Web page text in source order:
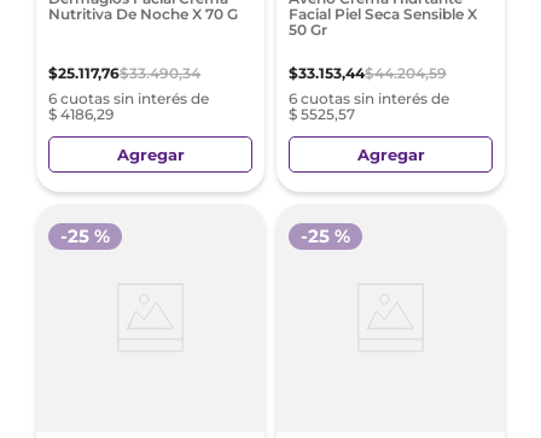
Nutritiva De Noche X 70 G
$25.117,76$33.490,34
6 cuotas sin interés de
$ 4186,29
Agregar
Facial Piel Seca Sensible X
50 Gr
$33.153,44$44.204,59
6 cuotas sin interés de
$ 5525,57
Agregar
-25 % -25 %